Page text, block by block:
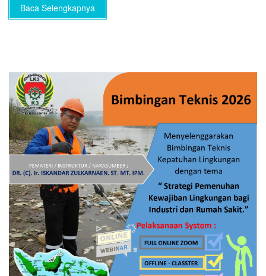
Baca Selengkapnya